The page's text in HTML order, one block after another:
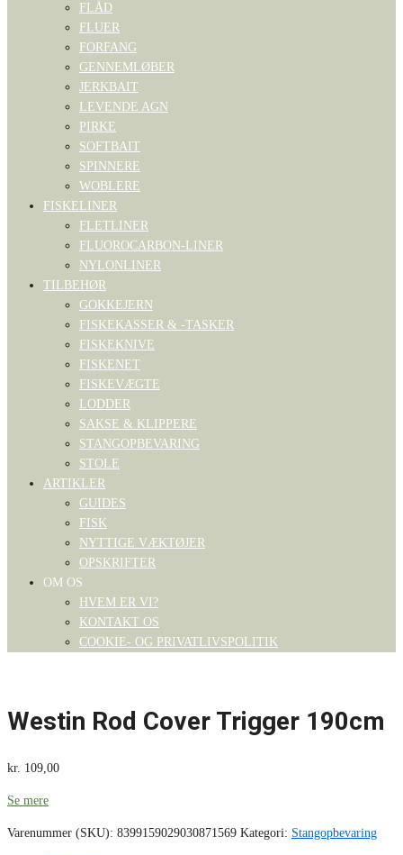
FLÅD
FLUER
FORFANG
GENNEMLØBER
JERKBAIT
LEVENDE AGN
PIRKE
SOFTBAIT
SPINNERE
WOBLERE
FISKELINER
FLETLINER
FLUOROCARBON-LINER
NYLONLINER
TILBEHØR
GOKKEJERN
FISKEKASSER & -TASKER
FISKEKNIVE
FISKENET
FISKEVÆGTE
LODDER
SAKSE & KLIPPERE
STANGOPBEVARING
STOLE
ARTIKLER
GUIDES
FISK
NYTTIGE VÆKTØJER
OPSKRIFTER
OM OS
HVEM ER VI?
KONTAKT OS
COOKIE- OG PRIVATLIVSPOLITIK
Westin Rod Cover Trigger 190cm
kr. 109,00
Se mere
Varenummer (SKU): 8399159029030871569 Kategori: Stangopbevaring